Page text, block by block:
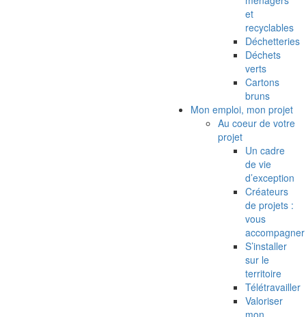
et
recyclables
Déchetteries
Déchets
verts
Cartons
bruns
Mon emploi, mon projet
Au coeur de votre
projet
Un cadre
de vie
d’exception
Créateurs
de projets :
vous
accompagner
S’installer
sur le
territoire
Télétravailler
Valoriser
mon